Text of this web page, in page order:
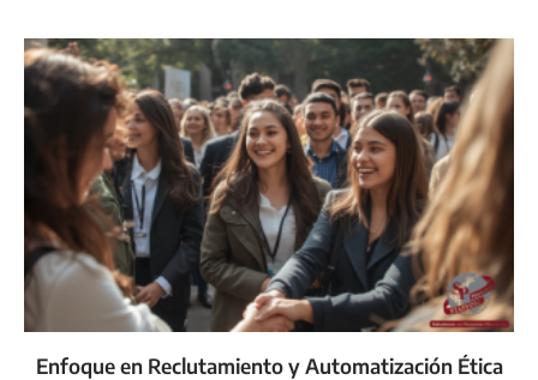
Enfoque en Reclutamiento y Automatización Ética